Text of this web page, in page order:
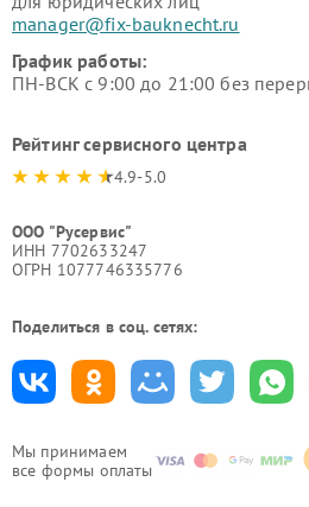
Мы принимаем
все формы оплаты
manager@fix-bauknecht.ru
График работы:
ПН-ВСК с 9:00 до 21:00 без
Рейтинг сервисного центра
4.9-5.0
ООО "Русервис"
ИНН 7702633247
ОГРН 1077746335776
Поделиться в соц. сетях: